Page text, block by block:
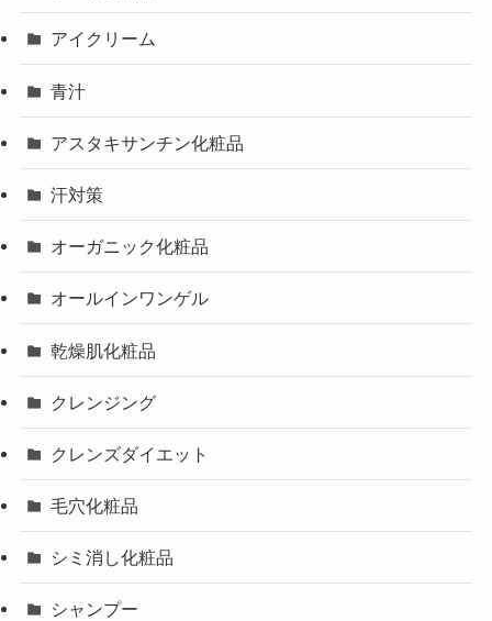
アイクリーム
青汁
アスタキサンチン化粧品
汗対策
オーガニック化粧品
オールインワンゲル
乾燥肌化粧品
クレンジング
クレンズダイエット
毛穴化粧品
シミ消し化粧品
シャンプー